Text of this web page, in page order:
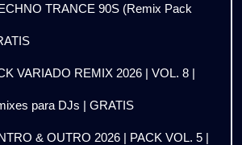
TRANCE 90S (Remix Pack
VARIADO REMIX 2026 | VOL. 8 |
para DJs | GRATIS
& OUTRO 2026 | PACK VOL. 5 |